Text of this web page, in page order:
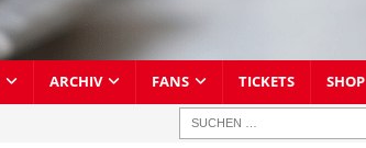
ARCHIV FANS TICKETS SHOP